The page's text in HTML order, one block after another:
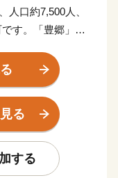
人口約7,500人、
す。「豊郷」と
江商人をはじめ幾
とや江州音頭の発
並みの中に歴史と
ャスト」で 近江
た！
る
する